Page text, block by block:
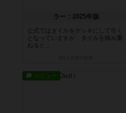
ラー：2025年版
公式ではタイルをデッキにして引く
となっていますが、タイルを積み重
ねると...
レビュー